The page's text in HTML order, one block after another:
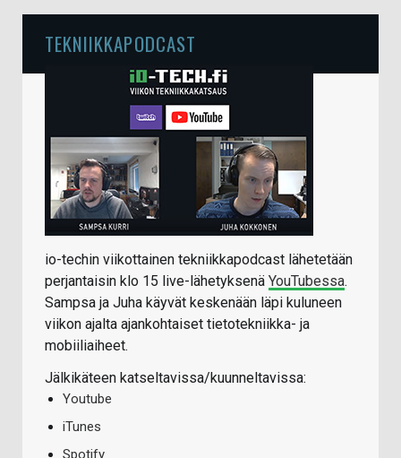
TEKNIIKKAPODCAST
io-techin viikottainen tekniikkapodcast lähetetään
perjantaisin klo 15 live-lähetyksenä YouTubessa.
Sampsa ja Juha käyvät keskenään läpi kuluneen
viikon ajalta ajankohtaiset tietotekniikka- ja
mobiiliaiheet.
Jälkikäteen katseltavissa/kuunneltavissa:
Youtube
iTunes
Spotify